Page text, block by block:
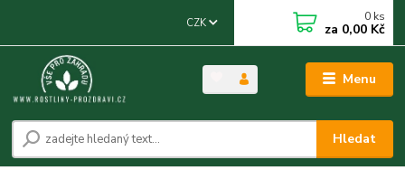
Menu
CZK
Hledat
0 ks
za 0,00 Kč